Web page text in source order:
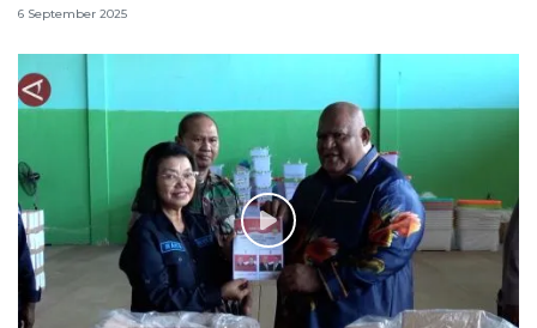
6 September 2025